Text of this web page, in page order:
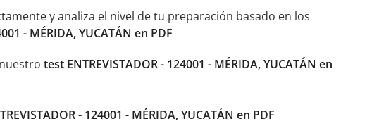
y analiza el nivel de tu preparación basado en los
- MÉRIDA, YUCATÁN en PDF
test ENTREVISTADOR - 124001 - MÉRIDA, YUCATÁN en
- 124001 - MÉRIDA, YUCATÁN en PDF